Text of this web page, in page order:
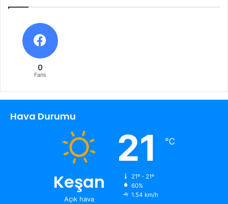
0
Fans
Hava Durumu
Keşan
Açık hava
21 ℃
21º - 21º
60%
1.54 km/h